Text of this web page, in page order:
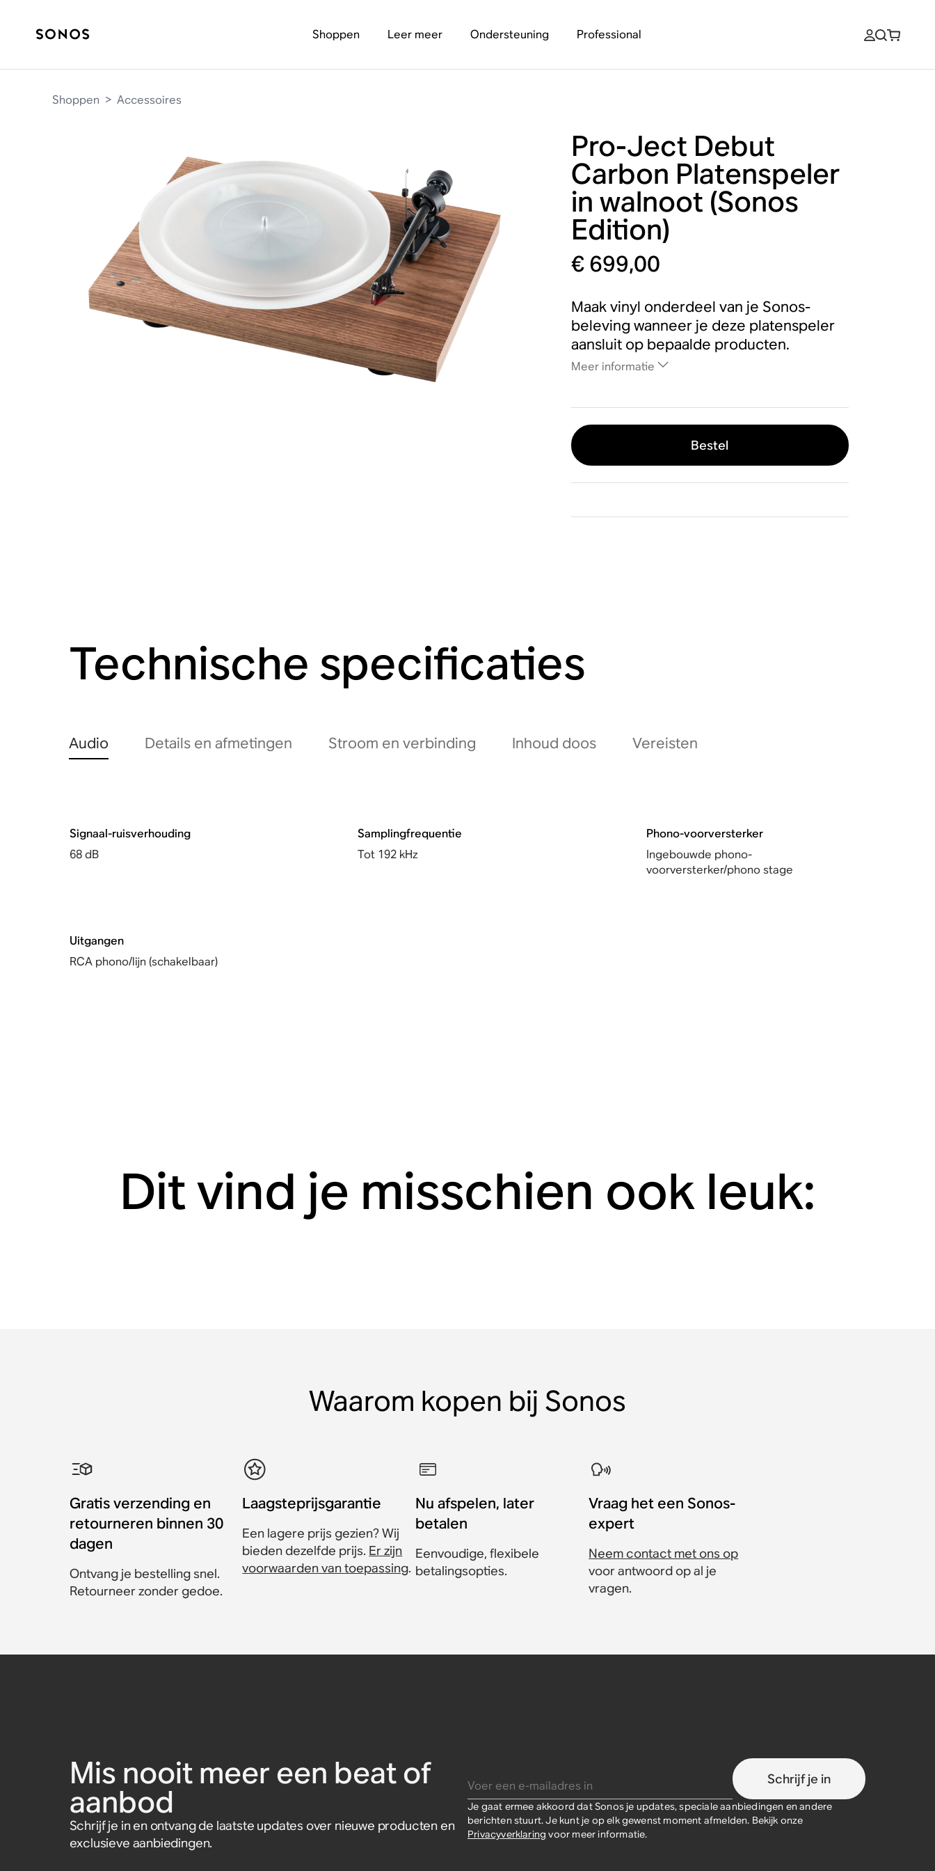
Shoppen Leer meer Ondersteuning Professional
Shoppen > Accessoires
Pro-Ject Debut
Carbon Platenspeler
in walnoot (Sonos
Edition)
€ 699,00
Maak vinyl onderdeel van je Sonos-
beleving wanneer je deze platenspeler
aansluit op bepaalde producten.
Meer informatie
Bestel
Technische specificaties
Audio Details en afmetingen Stroom en verbinding Inhoud doos Vereisten
Signaal-ruisverhouding
68 dB
Samplingfrequentie
Tot 192 kHz
Phono-voorversterker
Ingebouwde phono-
voorversterker/phono stage
Uitgangen
RCA phono/lijn (schakelbaar)
Dit vind je misschien ook leuk:
Pro-Ject T2 Super Phono
Pro-Ject T1 Evo Phono-
Belkin BoostCharge Pro USB-C
Sonos One muurbeugel (set)
Sonos RCA-kabels
Sonos HDMI®-kabel
Waarom kopen bij Sonos
Gratis verzending en
retourneren binnen 30
dagen
Ontvang je bestelling snel.
Retourneer zonder gedoe.
Laagsteprijsgarantie
Een lagere prijs gezien? Wij
bieden dezelfde prijs. Er zijn
voorwaarden van toepassing.
Nu afspelen, later
betalen
Eenvoudige, flexibele
betalingsopties.
Vraag het een Sonos-
expert
Neem contact met ons op
voor antwoord op al je
vragen.
Mis nooit meer een beat of
aanbod
Schrijf je in en ontvang de laatste updates over nieuwe producten en
exclusieve aanbiedingen.
Schrijf je in
Je gaat ermee akkoord dat Sonos je updates, speciale aanbiedingen en andere
berichten stuurt. Je kunt je op elk gewenst moment afmelden. Bekijk onze
Privacyverklaring voor meer informatie.